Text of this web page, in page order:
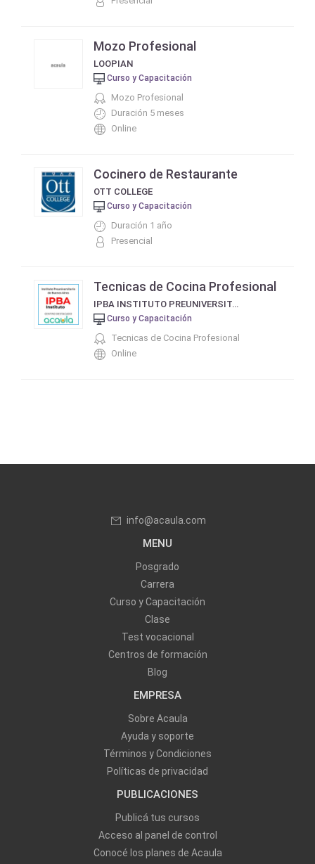
Mozo Profesional
LOOPIAN
Curso y Capacitación
Mozo Profesional
Duración 5 meses
Online
Cocinero de Restaurante
OTT COLLEGE
Curso y Capacitación
Duración 1 año
Presencial
Tecnicas de Cocina Profesional
IPBA INSTITUTO PREUNIVERSITARIO DE BUENOS AIRES
Curso y Capacitación
Tecnicas de Cocina Profesional
Online
info@acaula.com
MENU
Posgrado
Carrera
Curso y Capacitación
Clase
Test vocacional
Centros de formación
Blog
EMPRESA
Sobre Acaula
Ayuda y soporte
Términos y Condiciones
Políticas de privacidad
PUBLICACIONES
Publicá tus cursos
Acceso al panel de control
Conocé los planes de Acaula